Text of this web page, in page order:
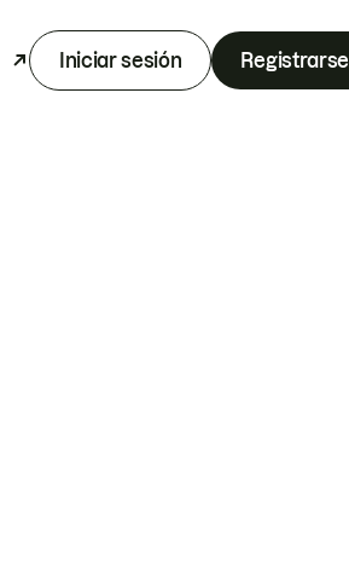
Iniciar sesión Registrarse